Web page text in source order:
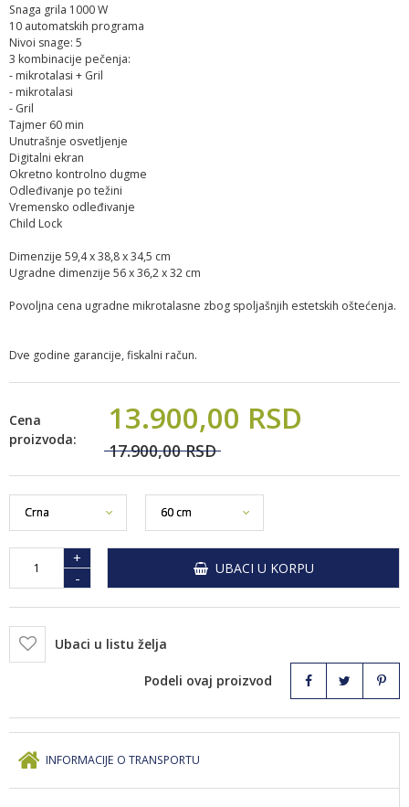
Snaga grila 1000 W
10 automatskih programa
Nivoi snage: 5
3 kombinacije pečenja:
- mikrotalasi + Gril
- mikrotalasi
- Gril
Tajmer 60 min
Unutrašnje osvetljenje
Digitalni ekran
Okretno kontrolno dugme
Odleđivanje po težini
Vremensko odleđivanje
Child Lock
Dimenzije 59,4 x 38,8 x 34,5 cm
Ugradne dimenzije 56 x 36,2 x 32 cm
Povoljna cena ugradne mikrotalasne zbog spoljašnjih estetskih oštećenja.
Dve godine garancije, fiskalni račun.
Cena
proizvoda:
13.900,00 RSD
17.900,00 RSD
+
-
UBACI U KORPU
Ubaci u listu želja
Podeli ovaj proizvod
INFORMACIJE O TRANSPORTU